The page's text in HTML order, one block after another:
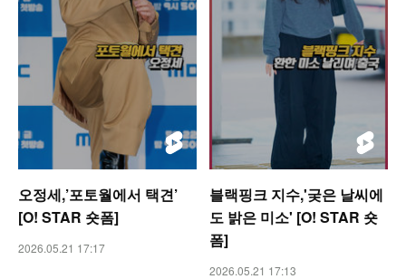
오정세,’포토월에서 택견’
[O! STAR 숏폼]
2026.05.21 17:17
블랙핑크 지수,'궂은 날씨에
도 밝은 미소' [O! STAR 숏
폼]
2026.05.21 17:13